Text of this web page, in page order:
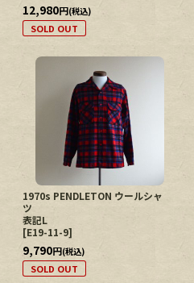
12,980円(税込)
SOLD OUT
1970s PENDLETON ウールシャ
ツ
表記L
[E19-11-9]
9,790円(税込)
SOLD OUT